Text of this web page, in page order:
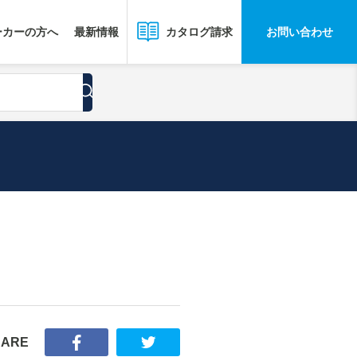
ーの方へ 最新情報 カタログ請求 お問い合わせ